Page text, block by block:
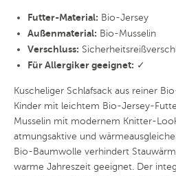
Futter-Material: Bio-Jersey
Außenmaterial: Bio-Musselin
Verschluss:
Für Allergiker geeignet: ✓
Kuscheliger Schlafsack aus reiner
Kinder mit leichtem Bio-Jersey-
Musselin mit modernem Knitter-
atmungsaktive und
Bio-Baumwolle verhindert
warme Jahreszeit geeignet. Der